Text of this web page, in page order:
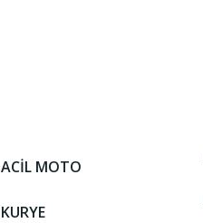
ACİL MOTO
KURYE